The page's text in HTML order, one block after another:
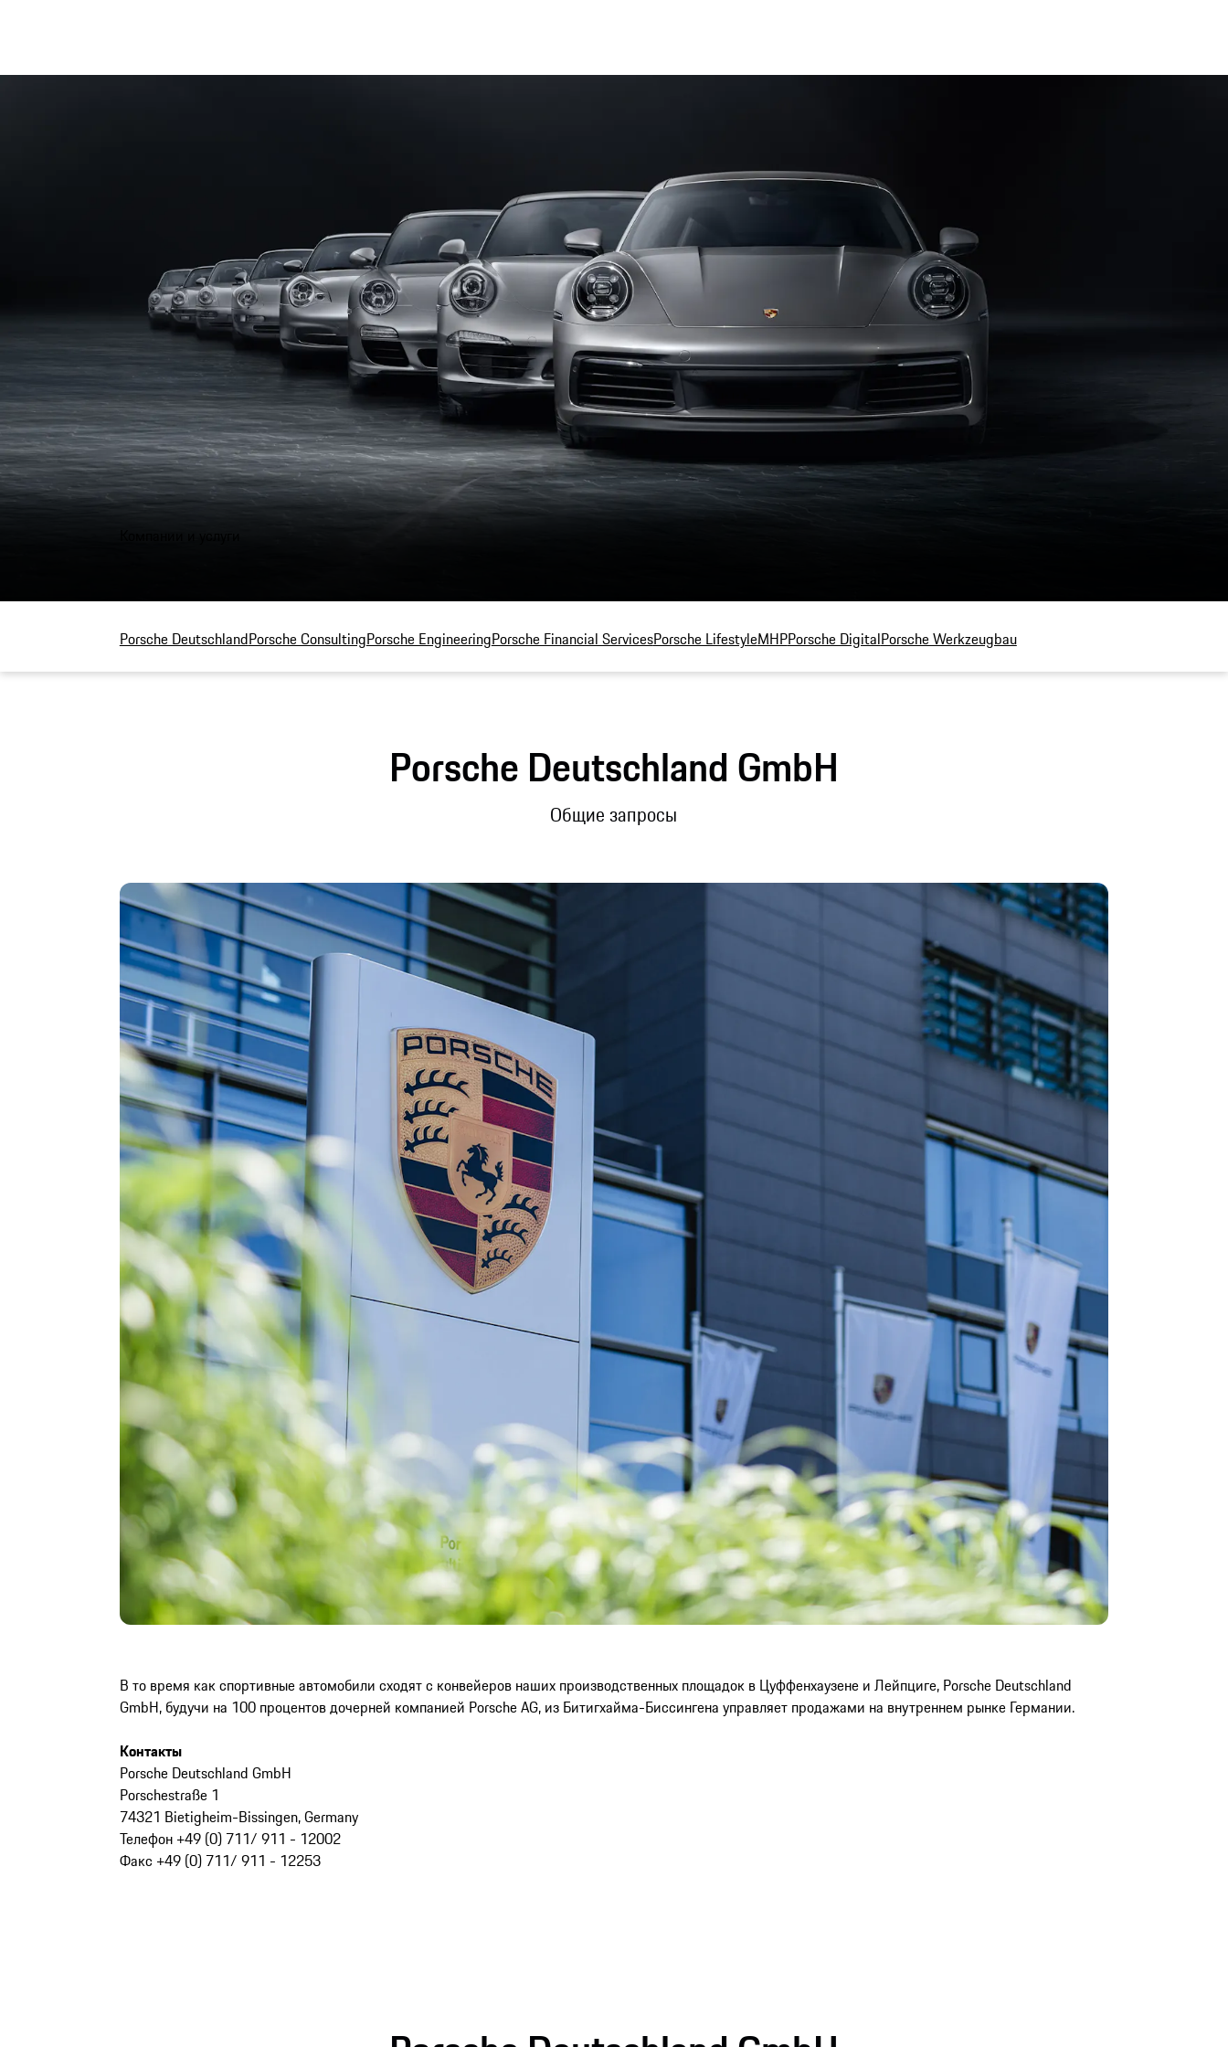
Porsche DeutschlandPorsche ConsultingPorsche EngineeringPorsche Financial ServicesPorsche LifestyleMHPPorsche DigitalPorsche Werkzeugbau
Porsche Deutschland GmbH
Общие запросы
В то время как спортивные автомобили сходят с конвейеров наших производственных площадок в Цуффенхаузене и Лейпциге, Porsche Deutschland
GmbH, будучи на 100 процентов дочерней компанией Porsche AG, из Битигхайма-Биссингена управляет продажами на внутреннем рынке Германии.
Контакты
Porsche Deutschland GmbH
Porschestraße 1
74321 Bietigheim-Bissingen, Germany
Телефон +49 (0) 711/ 911 - 12002
Факс +49 (0) 711/ 911 - 12253